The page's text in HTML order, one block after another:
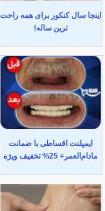
اینجا سال کنکور برای همه راحت
ترین ساله!
ایمپلنت اقساطی با ضمانت
مادام‌العمر+ 25% تخفیف ویژه